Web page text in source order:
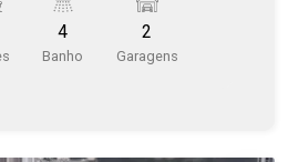
4
Banho
2
Garagens